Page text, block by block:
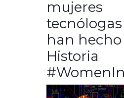
mujeres
han hecho
Historia